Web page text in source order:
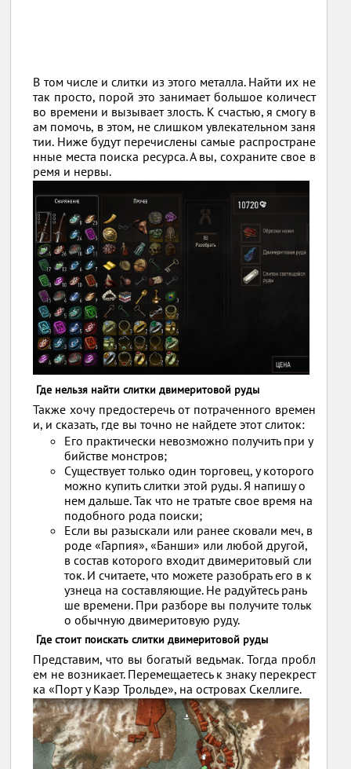
В том числе и слитки из этого металла. Найти их не
так просто, порой это занимает большое количест
во времени и вызывает злость. К счастью, я смогу в
ам помочь, в этом, не слишком увлекательном заня
тии. Ниже будут перечислены самые распростране
нные места поиска ресурса. А вы, сохраните свое в
ремя и нервы.
Где нельзя найти слитки двимеритовой руды
Также хочу предостеречь от потраченного времен
и, и сказать, где вы точно не найдете этот слиток:
Его практически невозможно получить при у
бийстве монстров;
Существует только один торговец, у которого
можно купить слитки этой руды. Я напишу о
нем дальше. Так что не тратьте свое время на
подобного рода поиски;
Если вы разыскали или ранее сковали меч, в
роде «Гарпия», «Банши» или любой другой,
в состав которого входит двимеритовый сли
ток. И считаете, что можете разобрать его в к
узнеца на составляющие. Не радуйтесь рань
ше времени. При разборе вы получите тольк
о обычную двимеритовую руду.
Где стоит поискать слитки двимеритовой руды
Представим, что вы богатый ведьмак. Тогда пробл
ем не возникает. Перемещаетесь к знаку перекрест
ка «Порт у Каэр Трольде», на островах Скеллиге.